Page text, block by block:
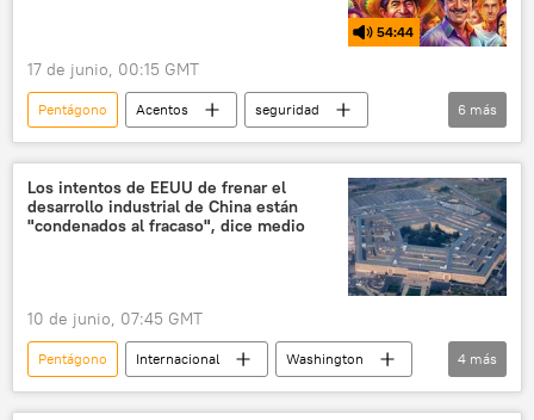
54:44
17 de junio, 00:15 GMT
Pentágono Acentos
seguridad
Daniel Noboa
Donald Trump
Ecuador
EEUU
Washington
Banco Central Europeo (BCE)
6 más
Los intentos de EEUU de frenar el
desarrollo industrial de China están
"condenados al fracaso", dice medio
10 de junio, 07:45 GMT
Pentágono Internacional
Washington
China
EEUU
Global Times
4 más